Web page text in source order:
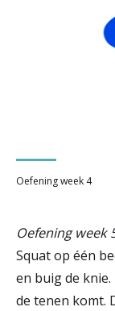
Oefening week 4
Oefening week
Squat op één
en buig de
de tenen komt.